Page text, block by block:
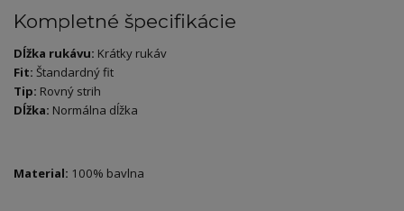
Kompletné špecifikácie
Dĺžka rukávu: Krátky rukáv
Fit: Štandardný fit
Tip: Rovný strih
Dĺžka: Normálna dĺžka
Material: 100% bavlna